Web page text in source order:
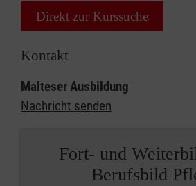
Direkt zur Kurssuche
Kontakt
Malteser Ausbildung
Nachricht senden
Fort- und
Berufsbild